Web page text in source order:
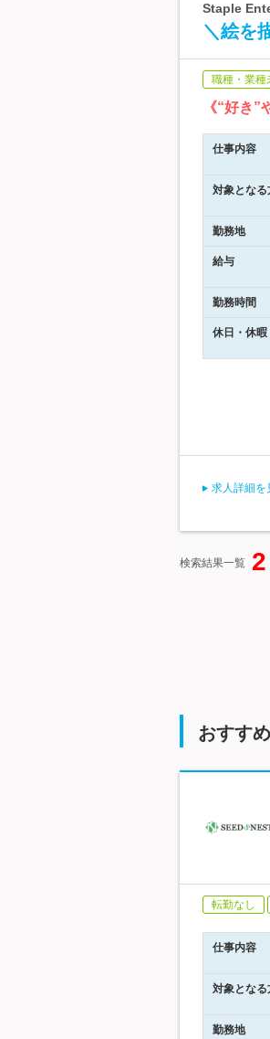
Staple
＼絵を
職種・業種
《“好き
仕事内容
対象となる
勤務地
給与
勤務時間
休日・休暇
求人詳細を
検索結果一覧 2
おすす
転勤なし
仕事内容
対象となる
勤務地